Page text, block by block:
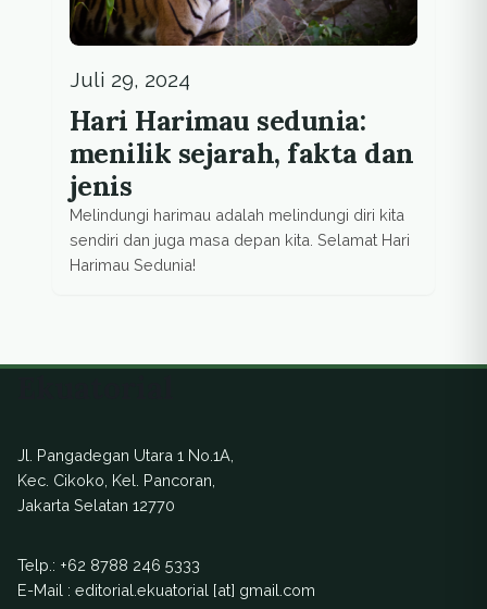
Juli 29, 2024
Hari Harimau sedunia:
menilik sejarah, fakta dan
jenis
Melindungi harimau adalah melindungi diri kita
sendiri dan juga masa depan kita. Selamat Hari
Harimau Sedunia!
Jl. Pangadegan Utara 1 No.1A,
Kec. Cikoko, Kel. Pancoran,
Jakarta Selatan 12770
Telp.: +62 8788 246 5333
E-Mail : editorial.ekuatorial [at] gmail.com